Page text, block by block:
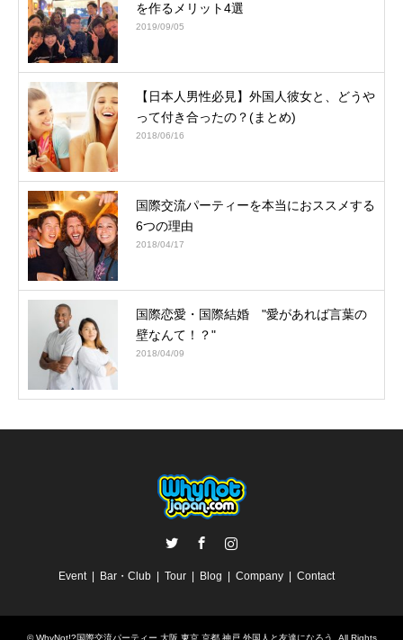
を作るメリット4選
2019/09/05
【日本人男性必見】外国人彼女と、どうや
って付き合ったの？(まとめ)
2018/06/16
国際交流パーティーを本当におススメする
6つの理由
2018/04/17
国際恋愛・国際結婚 "愛があれば言葉の
壁なんて！？"
2018/04/09
Event Bar・Club Tour Blog Company Contact